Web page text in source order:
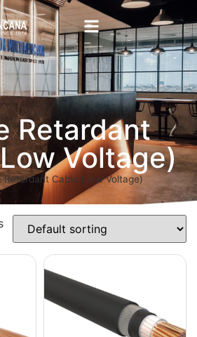
Retardant
Voltage)
Retardant Cable (Low Voltage)